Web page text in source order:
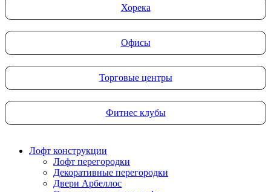
Хорека
Офисы
Торговые центры
Фитнес клубы
Лофт конструкции
Лофт перегородки
Декоративные перегородки
Двери Арбеллос